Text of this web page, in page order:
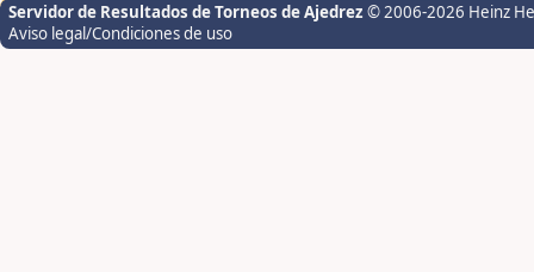
Servidor de Resultados de Torneos de Ajedrez © 2006-2026 Heinz
Aviso legal/Condiciones de uso